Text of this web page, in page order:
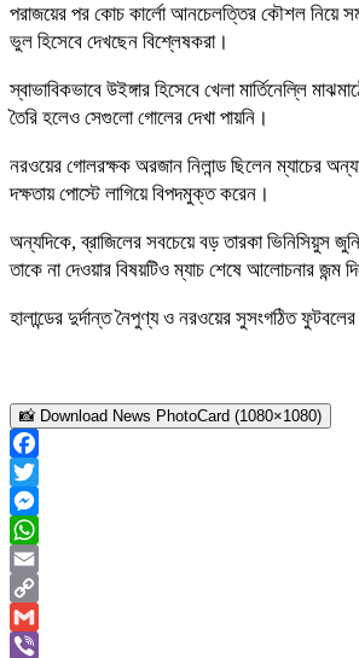
পরাজয়ের পর কোচ কার্লো আনচেলত্তির কৌশল নিয়ে
ভুল হিসেবে দেখছেন বিশ্লেষকরা।
স্বাভাবিকভাবে উইঙ্গার হিসেবে খেলা মার্তিনেল্লি
তৈরি হলেও সেগুলো গোলের দেখা পায়নি।
নরওয়ের গোলরক্ষক অরজান নিলান্ড ছিলেন ম্যাচের
দক্ষতায় পোস্টে লাগিয়ে বিপদমুক্ত করেন।
অন্যদিকে, ব্রাজিলের সবচেয়ে বড় তারকা ভিনিসিয়ুস
তাকে না দেওয়ার বিষয়টিও ম্যাচ শেষে আলোচনার জন্ম
হালান্ডের দুর্দান্ত নৈপুণ্য ও নরওয়ের সুসংগঠিত
📸 Download News PhotoCard (1080×1080)
Facebook
Twitter
Messenger
WhatsApp
Email
Copy
Link
Gmail